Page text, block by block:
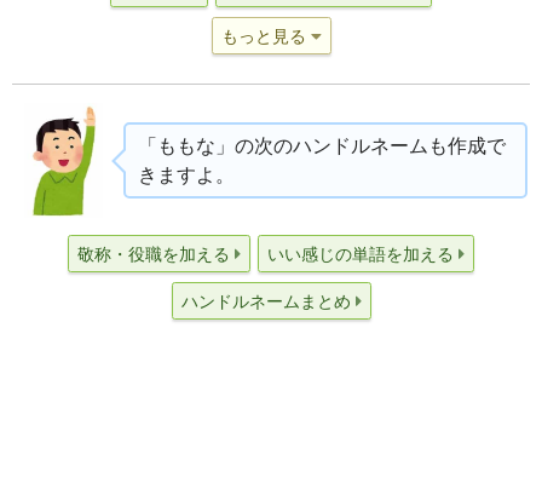
もっと見る
「ももな」の次のハンドルネームも作成で
きますよ。
敬称・役職を加える いい感じの単語を加える
ハンドルネームまとめ